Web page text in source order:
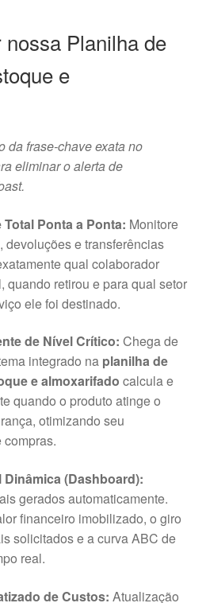
Planilha de
e
da frase-chave exata no
eliminar o alerta de
Ponta a Ponta: Monitore
devoluções e transferências
qual colaborador
quando retirou e para qual setor
ele foi destinado.
de Nível Crítico: Chega de
integrado na planilha de
e almoxarifado calcula e
quando o produto atinge o
otimizando seu
compras.
(Dashboard):
gerados automaticamente.
financeiro imobilizado, o giro
solicitados e a curva ABC de
real.
de Custos: Atualização